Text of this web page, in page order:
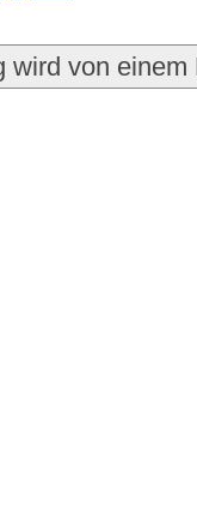
wird von